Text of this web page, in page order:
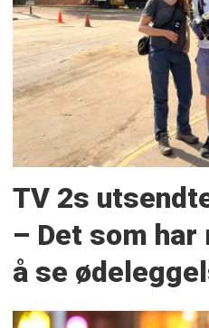
TV 2s
– Det som
å se